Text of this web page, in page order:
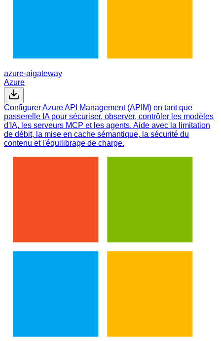
azure-aigateway
Azure
Configurer Azure API Management (APIM) en tant que
passerelle IA pour sécuriser, observer, contrôler les modèles
d'IA, les serveurs MCP et les agents. Aide avec la limitation
de débit, la mise en cache sémantique, la sécurité du
contenu et l'équilibrage de charge.